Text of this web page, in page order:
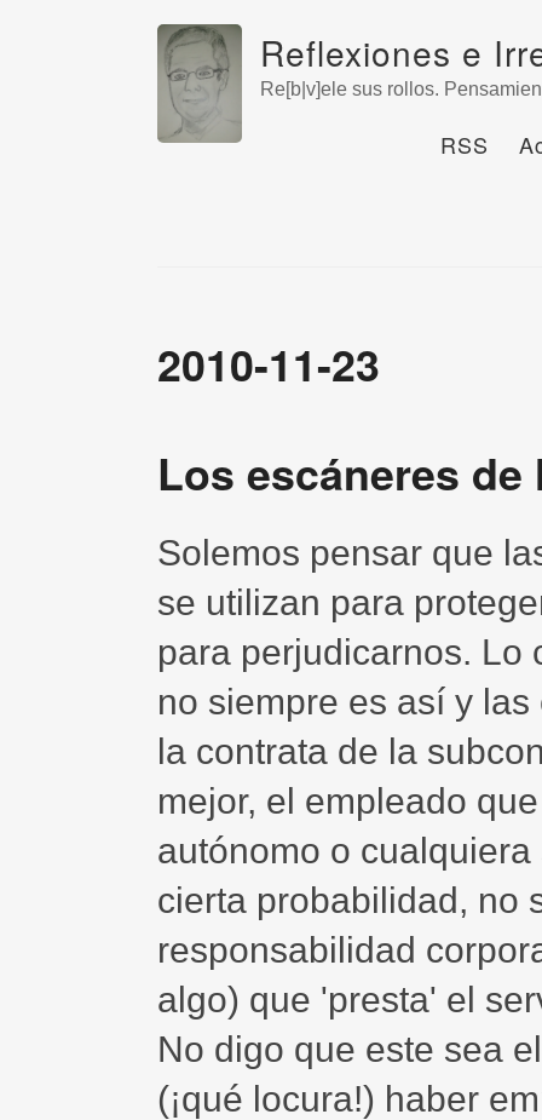
Reflexiones e
Re[b|v]ele sus rollos.
RSS
2010-11-23
Los escáneres
Solemos pensar que
se utilizan para
para perjudicarnos. Lo
no siempre es así y
la contrata de la
mejor, el empleado
autónomo o
cierta probabilidad, no
responsabilidad
algo) que 'presta' el
No digo que este sea
(¡qué locura!) haber